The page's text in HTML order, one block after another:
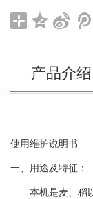
产品介绍
使用维护说明书
一、 用途及特征：
本机是麦、稻